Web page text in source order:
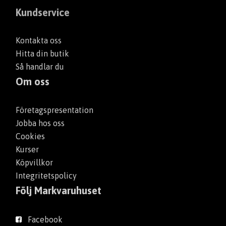
Dräneringsrör och delar
Frysskydd
Verktyg
Kundservice
Kontakta oss
Hitta din butik
Så handlar du
Om oss
Företagspresentation
Jobba hos oss
Cookies
Kurser
Köpvillkor
Integritetspolicy
Följ Markvaruhuset
Facebook